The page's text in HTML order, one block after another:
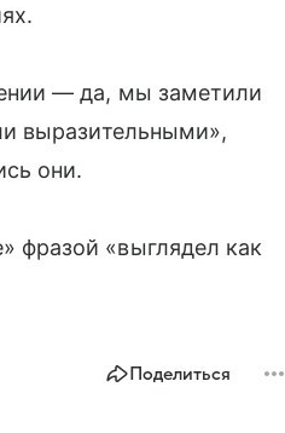
— да, мы заметили
выразительными»,
они.
фразой «выглядел как
Поделиться